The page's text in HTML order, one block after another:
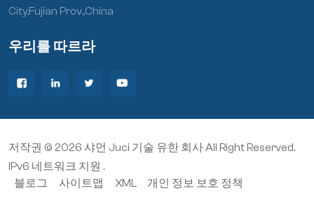
City,Fujian Prov.,China
우리를 따르라
저작권 © 2026 샤먼 Juci 기술 유한 회사 All Right Reserved.
IPv6 네트워크 지원 .
블로그
사이트맵 XML 개인 정보 보호 정책